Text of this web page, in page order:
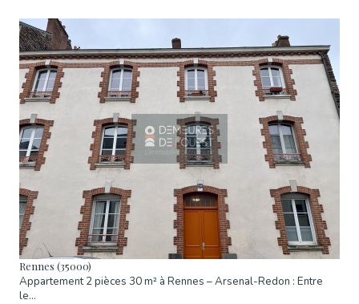
Voir Le Bien
Rennes (35000)
Appartement 2 pièces 30 m² à Rennes – Arsenal-Redon : Entre
le...